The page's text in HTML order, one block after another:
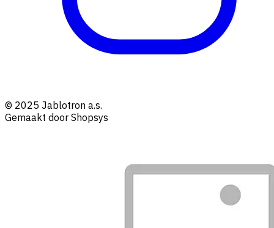
© 2025 Jablotron a.s.
Gemaakt door Shopsys